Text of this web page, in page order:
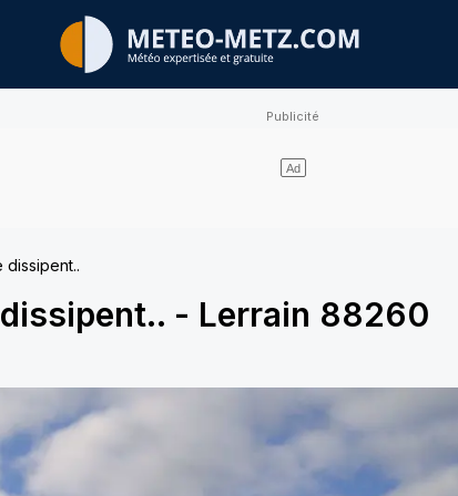
expertisés
dissipent..
- Lerrain 88260